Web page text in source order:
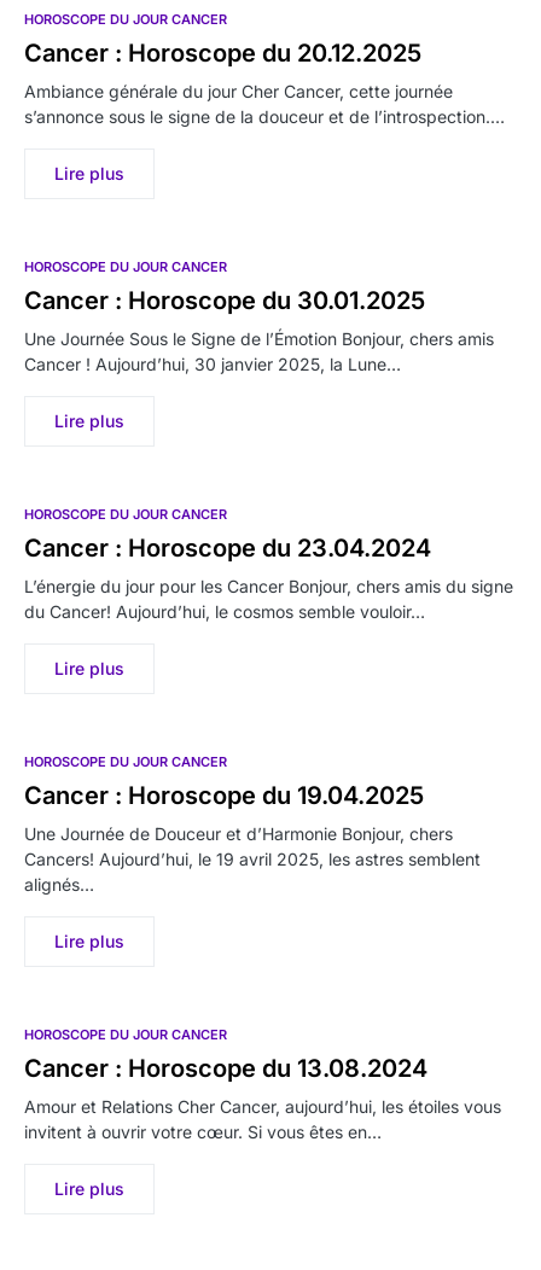
HOROSCOPE DU JOUR CANCER
Cancer : Horoscope du 20.12.2025
Ambiance générale du jour Cher Cancer, cette journée
s’annonce sous le signe de la douceur et de l’introspection.…
Lire plus
HOROSCOPE DU JOUR CANCER
Cancer : Horoscope du 30.01.2025
Une Journée Sous le Signe de l’Émotion Bonjour, chers amis
Cancer ! Aujourd’hui, 30 janvier 2025, la Lune…
Lire plus
HOROSCOPE DU JOUR CANCER
Cancer : Horoscope du 23.04.2024
L’énergie du jour pour les Cancer Bonjour, chers amis du signe
du Cancer! Aujourd’hui, le cosmos semble vouloir…
Lire plus
HOROSCOPE DU JOUR CANCER
Cancer : Horoscope du 19.04.2025
Une Journée de Douceur et d’Harmonie Bonjour, chers
Cancers! Aujourd’hui, le 19 avril 2025, les astres semblent
alignés…
Lire plus
HOROSCOPE DU JOUR CANCER
Cancer : Horoscope du 13.08.2024
Amour et Relations Cher Cancer, aujourd’hui, les étoiles vous
invitent à ouvrir votre cœur. Si vous êtes en…
Lire plus